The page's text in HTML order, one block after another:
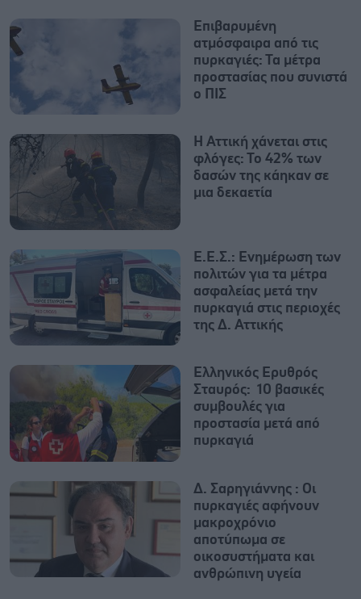
Επιβαρυμένη
ατμόσφαιρα από τις
πυρκαγιές: Τα μέτρα
προστασίας που συνιστά
ο ΠΙΣ
Η Αττική χάνεται στις
φλόγες: Το 42% των
δασών της κάηκαν σε
μια δεκαετία
Ε.Ε.Σ.: Ενημέρωση των
πολιτών για τα μέτρα
ασφαλείας μετά την
πυρκαγιά στις περιοχές
της Δ. Αττικής
Ελληνικός Ερυθρός
Σταυρός: 10 βασικές
συμβουλές για
προστασία μετά από
πυρκαγιά
Δ. Σαρηγιάννης : Οι
πυρκαγιές αφήνουν
μακροχρόνιο
αποτύπωμα σε
οικοσυστήματα και
ανθρώπινη υγεία